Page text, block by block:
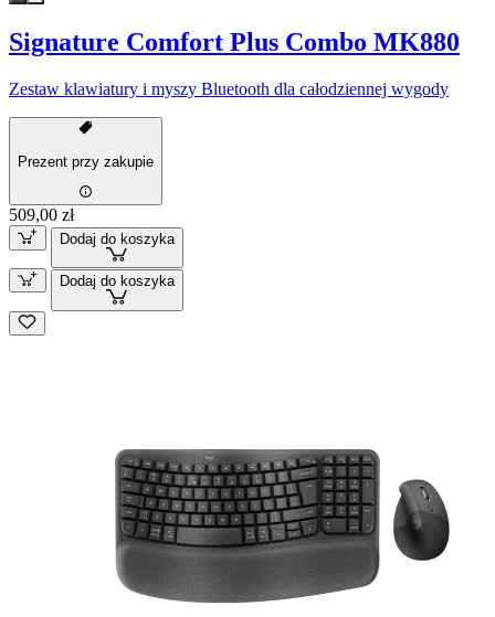
Signature Comfort Plus Combo MK880
Zestaw klawiatury i myszy Bluetooth dla całodziennej wygody
Prezent przy zakupie
509,00 zł
Dodaj do koszyka
Dodaj do koszyka